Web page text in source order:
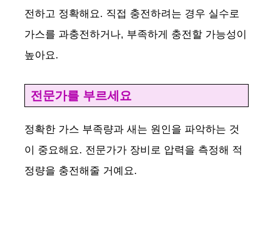
전하고 정확해요. 직접 충전하려는 경우 실수로
가스를 과충전하거나, 부족하게 충전할 가능성이
높아요.
전문가를 부르세요
정확한 가스 부족량과 새는 원인을 파악하는 것
이 중요해요. 전문가가 장비로 압력을 측정해 적
정량을 충전해줄 거예요.